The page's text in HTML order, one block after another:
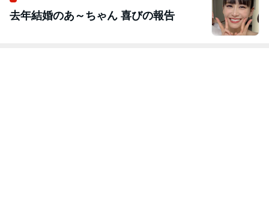
去年結婚のあ～ちゃん 喜びの報告